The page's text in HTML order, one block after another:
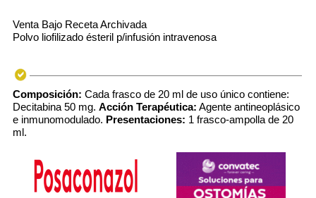
Venta Bajo Receta Archivada
Polvo liofilizado ésteril p/infusión intravenosa
Composición: Cada frasco de 20 ml de uso único contiene:
Decitabina 50 mg. Acción Terapéutica: Agente antineoplásico
e inmunomodulado. Presentaciones: 1 frasco-ampolla de 20
ml.